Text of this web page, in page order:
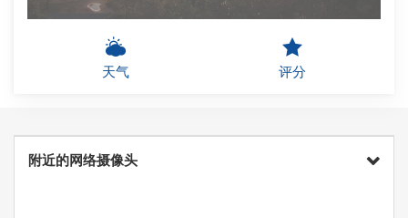
天气 评分
附近的网络摄像头